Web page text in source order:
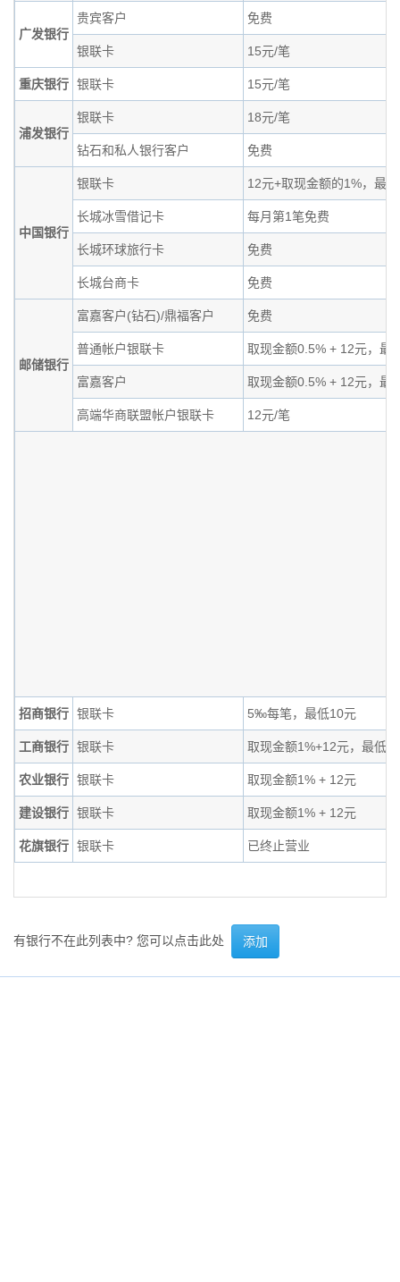
广发银行
贵宾客户 免费
银联卡 15元/笔
重庆银行 银联卡 15元/笔
浦发银行
银联卡 18元/笔
钻石和私人银行客户 免费
中国银行
银联卡 12元+取现金额的1%，最
长城冰雪借记卡 每月第1笔免费
长城环球旅行卡 免费
长城台商卡 免费
邮储银行
富嘉客户(钻石)/鼎福客户 免费
普通帐户银联卡 取现金额0.5% + 12元，最
富嘉客户 取现金额0.5% + 12元，最
高端华商联盟帐户银联卡 12元/笔
招商银行 银联卡 5‰每笔，最低10元
工商银行 银联卡 取现金额1%+12元，最低
农业银行 银联卡 取现金额1% + 12元
建设银行 银联卡 取现金额1% + 12元
花旗银行 银联卡 已终止营业
有银行不在此列表中? 您可以点击此处 添加